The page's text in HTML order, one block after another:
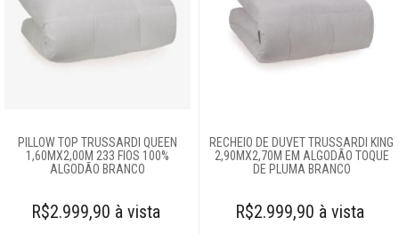
Aromatizantes
Colchas
Complementos
PILLOW TOP TRUSSARDI QUEEN
1,60MX2,00M 233 FIOS 100%
ALGODÃO BRANCO
R$2.999,90 à vista
RECHEIO DE DUVET TRUSSARDI KING
2,90MX2,70M EM ALGODÃO TOQUE
DE PLUMA BRANCO
R$2.999,90 à vista